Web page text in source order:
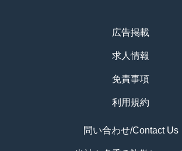
広告掲載
求人情報
免責事項
利用規約
問い合わせ/Contact Us